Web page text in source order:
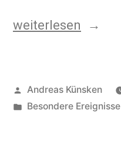
weiterlesen
Andreas Künsken
Besondere Ereignisse